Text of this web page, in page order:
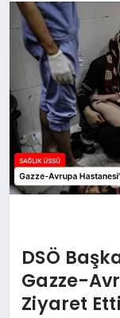
DSÖ
Gazze-
Ziyaret Etti